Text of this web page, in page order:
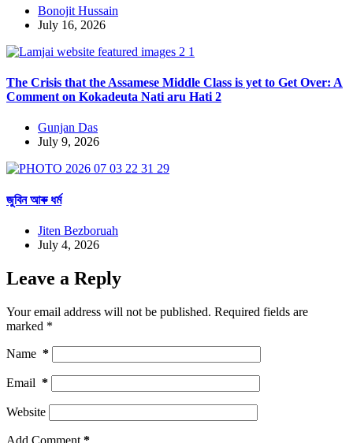
Bonojit Hussain
July 16, 2026
The Crisis that the Assamese Middle Class is yet to Get Over: A
Comment on Kokadeuta Nati aru Hati 2
Gunjan Das
July 9, 2026
জুবিন আৰু ধৰ্ম
Jiten Bezboruah
July 4, 2026
Leave a Reply
Your email address will not be published. Required fields are
marked *
Name *
Email *
Website
Add Comment *